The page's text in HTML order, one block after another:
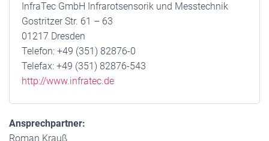
InfraTec GmbH Infrarotsensorik und Messtechnik
Gostritzer Str. 61 – 63
01217 Dresden
Telefon: +49 (351) 82876-0
Telefax: +49 (351) 82876-543
http://www.infratec.de
Ansprechpartner:
Roman Krauß